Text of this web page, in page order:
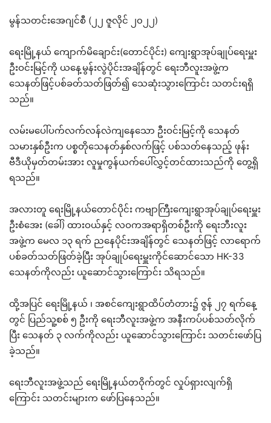
မွန်သတင်းအေဂျင်စီ (၂၂ ဇူလိုင် ၂၀၂၂)
ရေးမြို့နယ် ကျောက်မိချောင်း(တောင်ပိုင်း) ကျေးရွာအုပ်ချုပ်ရေးမှူး
ဦးဝင်းမြင့်ကို ယနေ့မွန်းလွဲပိုင်းအချိန်တွင် ရေးဘီလူးအဖွဲ့က
သေနတ်ဖြင့်ပစ်ခတ်သတ်ဖြတ်၍ သေဆုံးသွားကြောင်း သတင်းရရှိ
သည်။
လမ်းမပေါ်ပက်လက်လန်လဲကျနေသော ဦးဝင်းမြင့်ကို သေနတ်
သမားနှစ်ဦးက ပစ္စတိုသေနတ်နှစ်လက်ဖြင့် ပစ်သတ်နေသည့် ဖုန်း
ဗီဒီယိုမှတ်တမ်းအား လူမှုကွန်ယက်ပေါ်လွှင့်တင်ထားသည်ကို တွေ့ရှိ
ရသည်။
အလားတူ ရေးမြို့နယ်တောင်ပိုင်း ကဗျာကြီးကျေးရွာအုပ်ချုပ်ရေးမှူး
ဦးစံအေး (ခေါ်) ထားဝယ်နှင့် လဝကအရာရှိတစ်ဦးကို ရေးဘီးလူး
အဖွဲ့က မေလ ၁၃ ရက် ညနေပိုင်းအချိန်တွင် သေနတ်ဖြင့် လာရောက်
ပစ်ခတ်သတ်ဖြတ်ခဲ့ပြီး အုပ်ချုပ်ရေးမှူးကိုင်ဆောင်သော HK-33
သေနတ်ကိုလည်း ယူဆောင်သွားကြောင်း သိရသည်။
ထို့အပြင် ရေးမြို့နယ် ၊ အစင်ကျေးရွာထိပ်တံတား၌ ဇွန် ၂၇ ရက်နေ့
တွင် ပြည်သူ့စစ် ၅ ဦးကို ရေးဘီလူးအဖွဲ့က အနီးကပ်ပစ်သတ်လိုက်
ပြီး သေနတ် ၃ လက်ကိုလည်း ယူဆောင်သွားကြောင်း သတင်းဖော်ပြ
ခဲ့သည်။
ရေးဘီလူးအဖွဲ့သည် ရေးမြို့နယ်တဝိုက်တွင် လှုပ်ရှားလျက်ရှိ
ကြောင်း သတင်းများက ဖော်ပြနေသည်။